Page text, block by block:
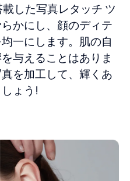
した写真レタッチ ツ
かにし、顔のディテ
一にします。肌の自
与えることはありま
を加工して、輝くあ
ょう!